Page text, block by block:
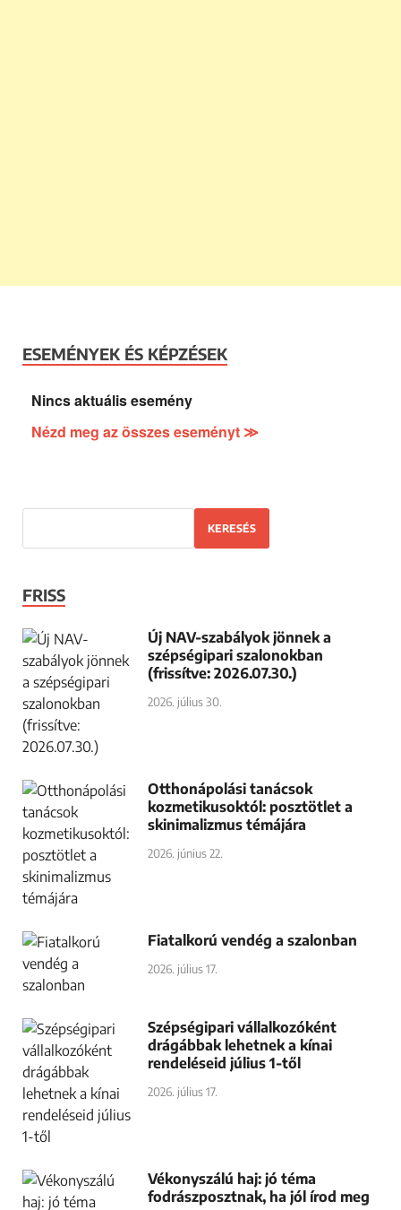
ESEMÉNYEK ÉS KÉPZÉSEK
Nincs aktuális esemény
Nézd meg az összes eseményt ≫
KERESÉS
FRISS
Új NAV-szabályok jönnek a
szépségipari szalonokban
(frissítve: 2026.07.30.)
2026. július 30.
Otthonápolási tanácsok
kozmetikusoktól: posztötlet a
skinimalizmus témájára
2026. június 22.
Fiatalkorú vendég a szalonban
2026. július 17.
Szépségipari vállalkozóként
drágábbak lehetnek a kínai
rendeléseid július 1-től
2026. július 17.
Vékonyszálú haj: jó téma
fodrászposztnak, ha jól írod meg